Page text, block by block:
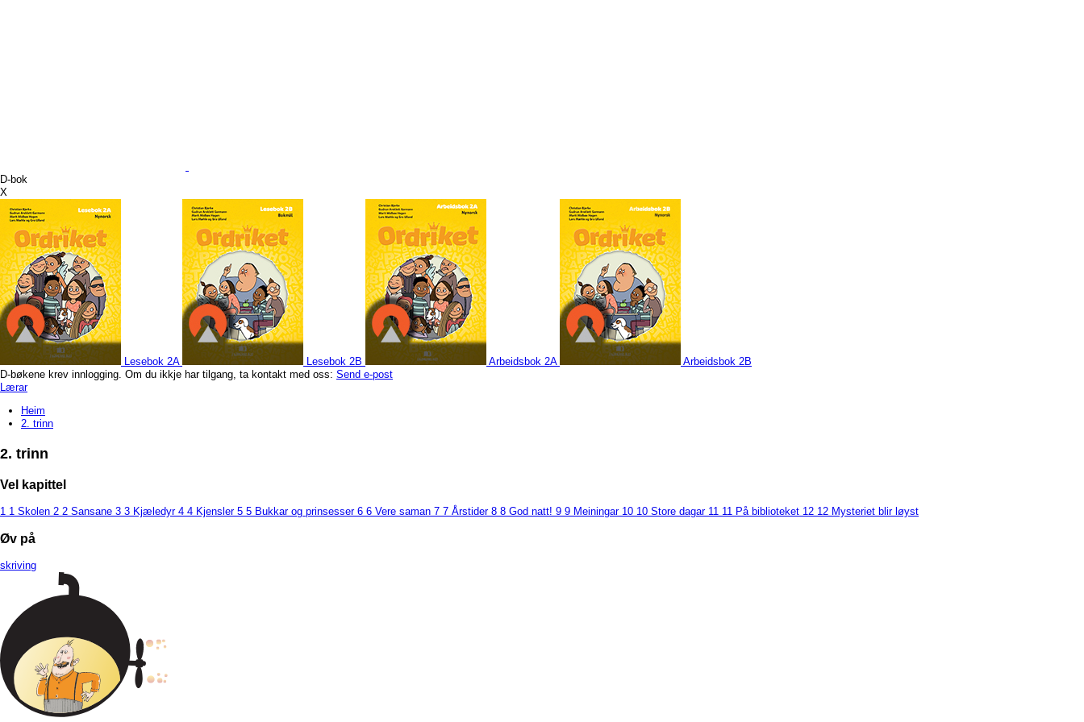
D-bok
X
Lesebok 2A Lesebok 2B Arbeidsbok 2A
Arbeidsbok 2B
D-bøkene krev innlogging. Om du ikkje har tilgang, ta kontakt med oss: Send e-post
Lærar
Heim
2. trinn
2. trinn
Vel kapittel
1 1 Skolen 2 2 Sansane 3 3 Kjæledyr 4 4 Kjensler 5 5 Bukkar og prinsesser 6 6 Vere saman 7 7 Årstider 8 8 God natt! 9 9 Meiningar 10 10 Store dagar 11 11 På biblioteket 12 12 Mysteriet blir løyst
Øv på
skriving